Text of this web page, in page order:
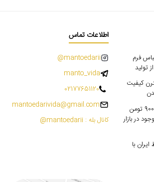
فرم
تولید
کیفیت
🔸 بیشتر مدلا 500 الی 900 تومن
در بازار
با
اطلاعات تماس
mantoedarii@
manto_vida
02177651120
mantoedarivida@gmail.com
کانال بله : mantoedarii@